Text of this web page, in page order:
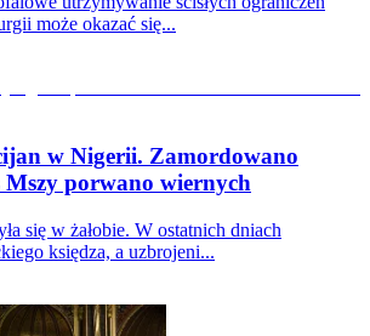
może okazać się...
w Nigerii. Zamordowano
Mszy porwano wiernych
się w żałobie. W ostatnich dniach
księdza, a uzbrojeni...